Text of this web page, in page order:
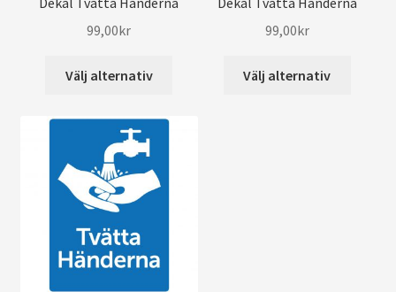
99,00kr
Välj alternativ
99,00kr
Välj alternativ